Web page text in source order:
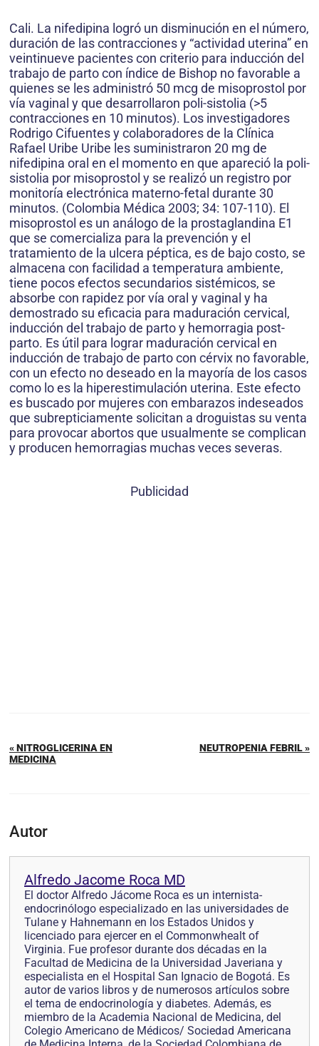
Cali. La nifedipina logró un disminución en el número,
duración de las contracciones y “actividad uterina” en
veintinueve pacientes con criterio para inducción del
trabajo de parto con índice de Bishop no favorable a
quienes se les administró 50 mcg de misoprostol por
vía vaginal y que desarrollaron poli-sistolia (>5
contracciones en 10 minutos). Los investigadores
Rodrigo Cifuentes y colaboradores de la Clínica
Rafael Uribe Uribe les suministraron 20 mg de
nifedipina oral en el momento en que apareció la poli-
sistolia por misoprostol y se realizó un registro por
monitoría electrónica materno-fetal durante 30
minutos. (Colombia Médica 2003; 34: 107-110). El
misoprostol es un análogo de la prostaglandina E1
que se comercializa para la prevención y el
tratamiento de la ulcera péptica, es de bajo costo, se
almacena con facilidad a temperatura ambiente,
tiene pocos efectos secundarios sistémicos, se
absorbe con rapidez por vía oral y vaginal y ha
demostrado su eficacia para maduración cervical,
inducción del trabajo de parto y hemorragia post-
parto. Es útil para lograr maduración cervical en
inducción de trabajo de parto con cérvix no favorable,
con un efecto no deseado en la mayoría de los casos
como lo es la hiperestimulación uterina. Este efecto
es buscado por mujeres con embarazos indeseados
que subrepticiamente solicitan a droguistas su venta
para provocar abortos que usualmente se complican
y producen hemorragias muchas veces severas.
Publicidad
« NITROGLICERINA EN
MEDICINA
NEUTROPENIA FEBRIL »
Autor
Alfredo Jacome Roca MD
El doctor Alfredo Jácome Roca es un internista-
endocrinólogo especializado en las universidades de
Tulane y Hahnemann en los Estados Unidos y
licenciado para ejercer en el Commonwhealt of
Virginia. Fue profesor durante dos décadas en la
Facultad de Medicina de la Universidad Javeriana y
especialista en el Hospital San Ignacio de Bogotá. Es
autor de varios libros y de numerosos artículos sobre
el tema de endocrinología y diabetes. Además, es
miembro de la Academia Nacional de Medicina, del
Colegio Americano de Médicos/ Sociedad Americana